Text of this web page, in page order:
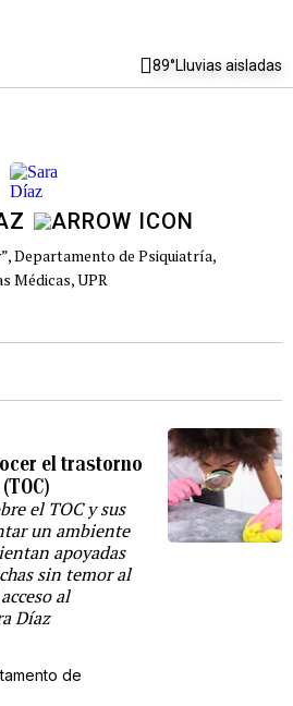
89°Lluvias aisladas
Departamento de Psiquiatría,
Médicas, UPR
el trastorno
el TOC y sus
un ambiente
apoyadas
sin temor al
al
Díaz
de